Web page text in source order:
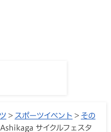
> スポーツイベント > その
サイクルフェスタ